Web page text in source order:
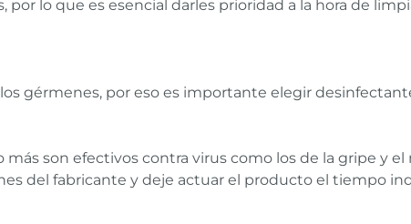
lo que es esencial darles prioridad a la hora de
gérmenes, por eso es importante elegir
son efectivos contra virus como los de la gripe y el
del fabricante y deje actuar el producto el tiempo